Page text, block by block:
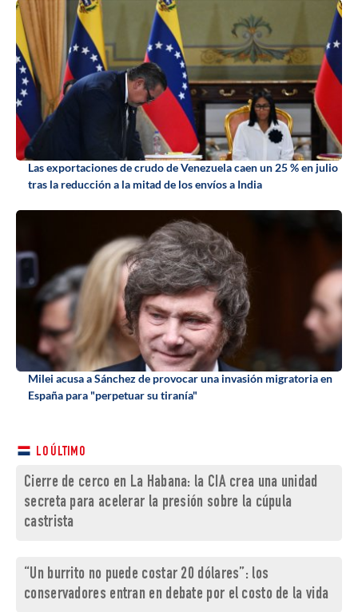
Las exportaciones de crudo de Venezuela caen un 25 % en julio
tras la reducción a la mitad de los envíos a India
Milei acusa a Sánchez de provocar una invasión migratoria en
España para "perpetuar su tiranía"
LO ÚLTIMO
Cierre de cerco en La Habana: la CIA crea una unidad
secreta para acelerar la presión sobre la cúpula
castrista
“Un burrito no puede costar 20 dólares”: los
conservadores entran en debate por el costo de la vida